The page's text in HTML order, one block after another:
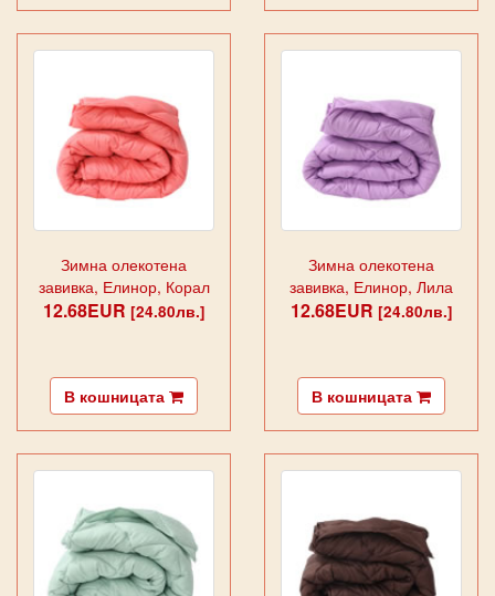
Зимна олекотена
завивка, Елинор, Корал
12.68EUR [24.80лв.]
В кошницата
Зимна олекотена
завивка, Елинор, Лила
12.68EUR [24.80лв.]
В кошницата